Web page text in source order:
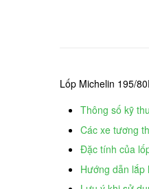
Lốp Michelin 195/
Thông số kỹ
Các xe tương
Đặc tính của
Hướng dẫn lắp